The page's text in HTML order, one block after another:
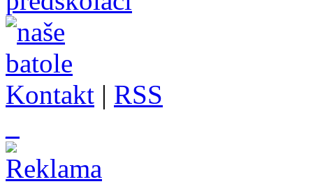
Kontakt | RSS